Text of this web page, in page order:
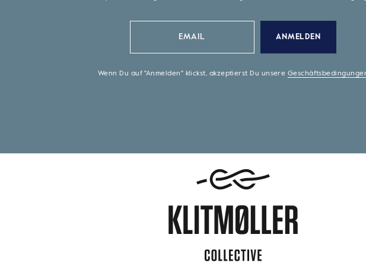
ANMELDEN
Wenn Du auf "Anmelden" klickst, akzeptierst Du unsere